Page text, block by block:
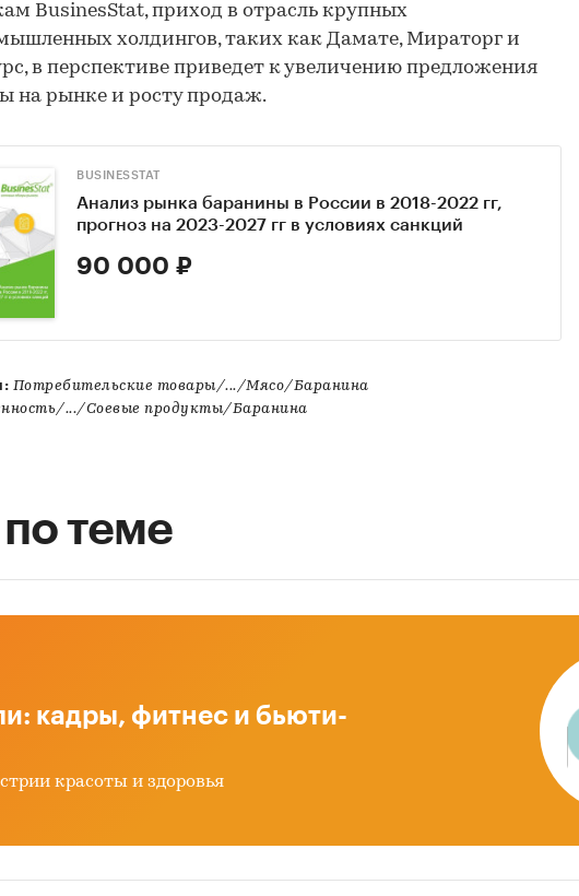
BusinesStat, приход в отрасль крупных
холдингов, таких как Дамате, Мираторг и
в перспективе приведет к увеличению предложения
на рынке и росту продаж.
BUSINESSTAT
Анализ рынка баранины в России в 2018-2022 гг,
прогноз на 2023-2027 гг в условиях санкций
90 000 ₽
Потребительские товары/.../Мясо/Баранина
.../Соевые продукты/Баранина
теме
кадры, фитнес и бьюти-
красоты и здоровья